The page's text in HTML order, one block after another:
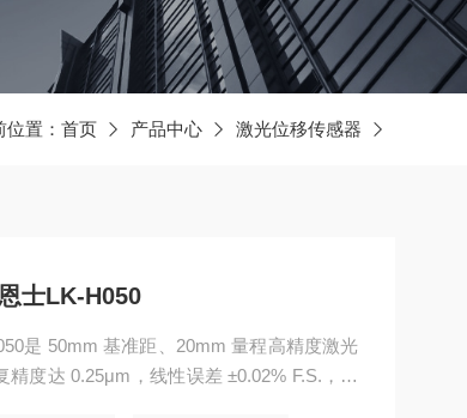
位置： 首页 产品中心 激光位移传感器
士LK-H050
是 50mm 基准距、20mm 量程高精度激光
度达 0.25μm，线性误差 ±0.02% F.S.，最